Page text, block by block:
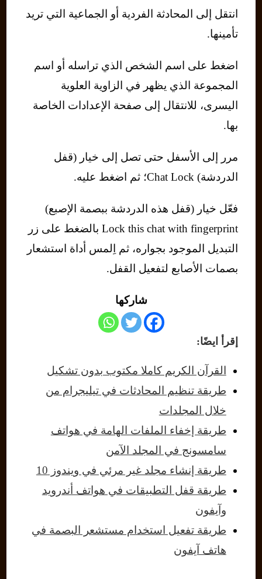
انتقل إلى المحادثة الفردية أو الجماعية التي تريد
تأمينها.
اضغط على اسم الشخص الذي تراسله أو اسم
المجموعة الذي يظهر في الزاوية العلوية
اليسرى، للانتقال إلى صفحة الإعدادات الخاصة
بها.
مرر إلى الأسفل حتى تصل إلى خيار (قفل
الدردشة) Chat Lock؛ ثم اضغط عليه.
فعّل خيار (قفل هذه الدردشة ببصمة الإصبع)
Lock this chat with fingerprint بالضغط على زر
التبديل الموجود بجواره، ثم اِلمس أداة استشعار
بصمات الأصابع لتفعيل القفل.
شاركها
إقرأ ايضًا:
القرآن الكريم كاملا مكتوب بدون تشكيل
طريقة تنظيم المحادثات في تيليجرام من
خلال المجلدات
طريقة إخفاء الملفات الهامة في هواتف
سامسونج في المجلد الآمن
طريقة إنشاء مجلد غير مرئي في ويندوز 10
طريقة قفل التطبيقات في هواتف أندرويد
وآيفون
طريقة تفعيل استخدام مستشعر البصمة في
هاتف آيفون